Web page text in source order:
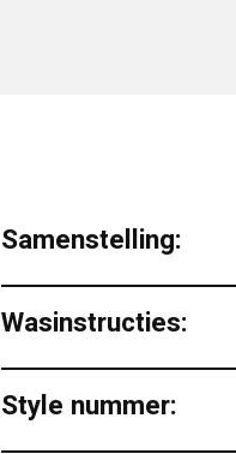
Samenstelling:
Wasinstructies:
Style nummer: